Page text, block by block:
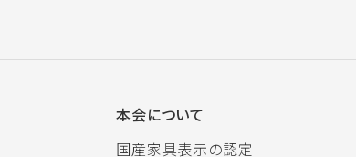
本会について
国産家具表示の認定